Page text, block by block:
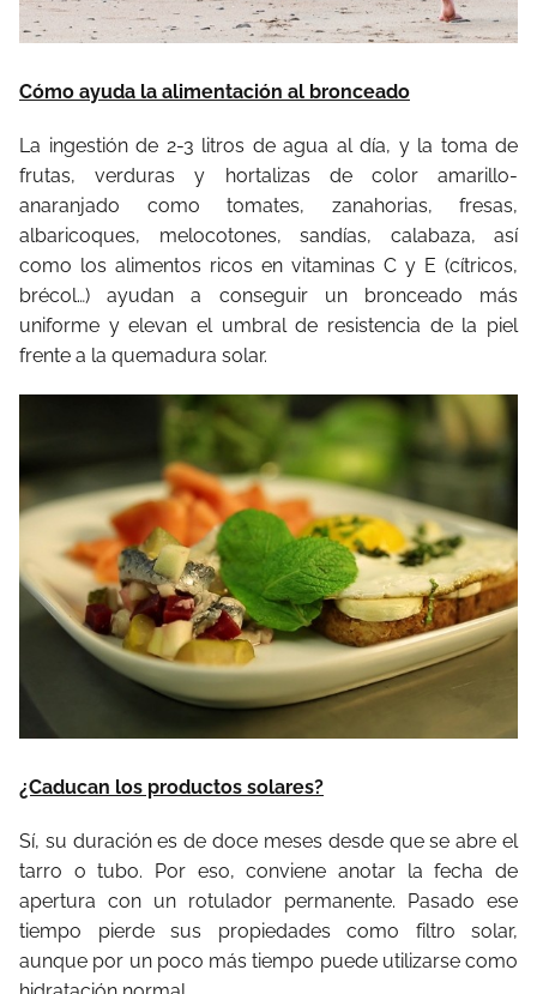
Cómo ayuda la alimentación al bronceado
La ingestión de 2-3 litros de agua al día, y la toma de
frutas, verduras y hortalizas de color amarillo-
anaranjado como tomates, zanahorias, fresas,
albaricoques, melocotones, sandías, calabaza, así
como los alimentos ricos en vitaminas C y E (cítricos,
brécol…) ayudan a conseguir un bronceado más
uniforme y elevan el umbral de resistencia de la piel
frente a la quemadura solar.
¿Caducan los productos solares?
Sí, su duración es de doce meses desde que se abre el
tarro o tubo. Por eso, conviene anotar la fecha de
apertura con un rotulador permanente. Pasado ese
tiempo pierde sus propiedades como filtro solar,
aunque por un poco más tiempo puede utilizarse como